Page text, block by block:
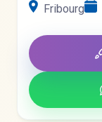
Fribourg